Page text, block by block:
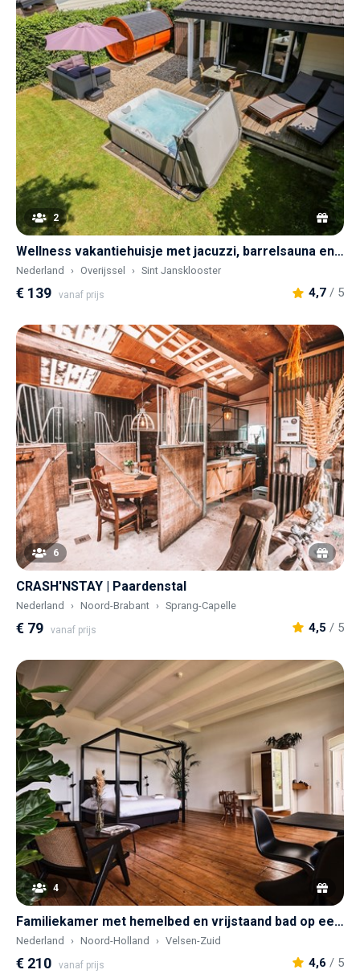
2
Wellness vakantiehuisje met jacuzzi, barrelsauna en sunshower
Nederland Overijssel Sint Jansklooster
€ 139 vanaf prijs 4,7 / 5
6
CRASH'NSTAY | Paardenstal
Nederland Noord-Brabant Sprang-Capelle
€ 79 vanaf prijs 4,5 / 5
4
Familiekamer met hemelbed en vrijstaand bad op een prachtige buitenplaats
Nederland Noord-Holland Velsen-Zuid
€ 210 vanaf prijs 4,6 / 5